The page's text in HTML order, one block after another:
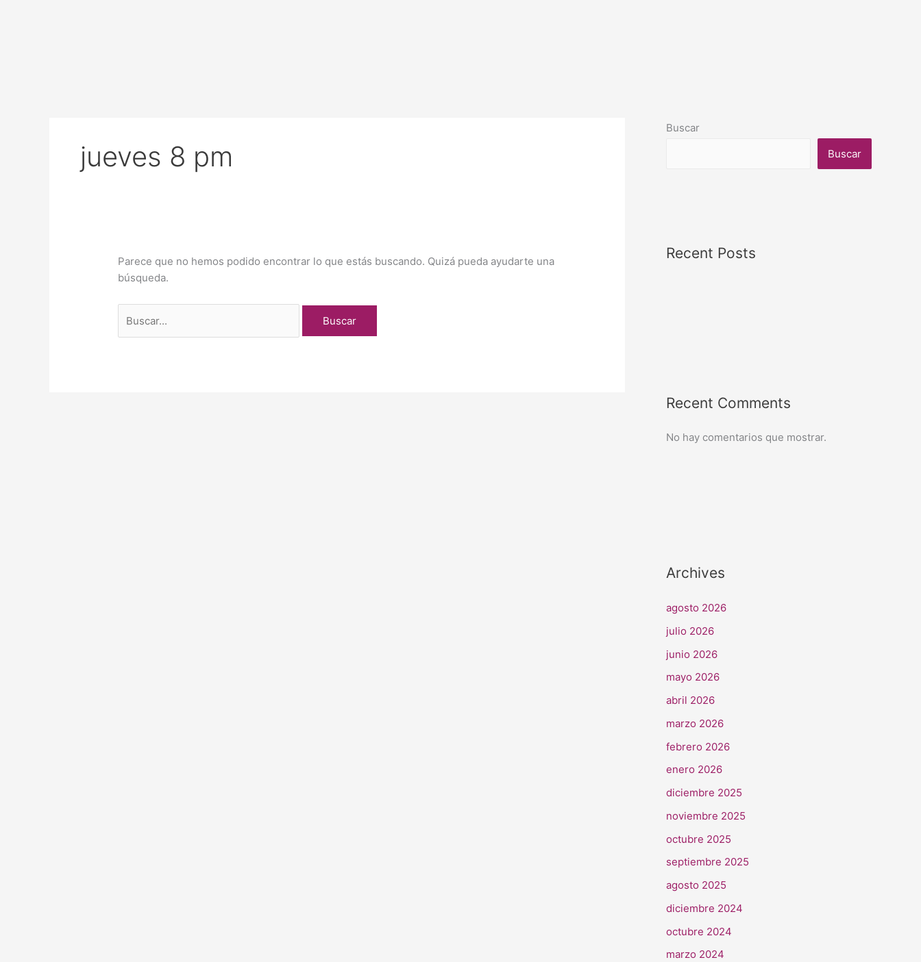
jueves 8 pm
Parece que no hemos podido encontrar lo que estás buscando. Quizá pueda ayudarte una
búsqueda.
Buscar
Buscar
Recent Posts
Recent Comments
No hay comentarios que mostrar.
Archives
agosto 2026
julio 2026
junio 2026
mayo 2026
abril 2026
marzo 2026
febrero 2026
enero 2026
diciembre 2025
noviembre 2025
octubre 2025
septiembre 2025
agosto 2025
diciembre 2024
octubre 2024
marzo 2024